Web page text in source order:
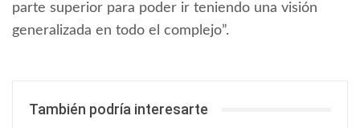
parte superior para poder ir teniendo una visión
generalizada en todo el complejo”.
También podría interesarte